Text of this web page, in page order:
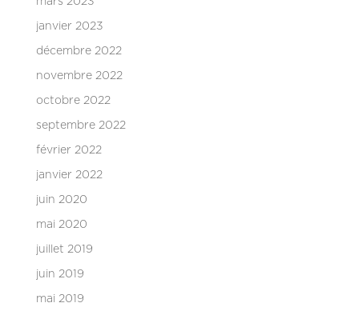
janvier 2023
décembre 2022
novembre 2022
octobre 2022
septembre 2022
février 2022
janvier 2022
juin 2020
mai 2020
juillet 2019
juin 2019
mai 2019